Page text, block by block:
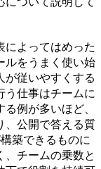
によってはめった
ルをうまく使い始
が従いやすくする
う仕事はチームに
例が多いほど、
、公開で答える質
築できるものに
、チームの乗数と